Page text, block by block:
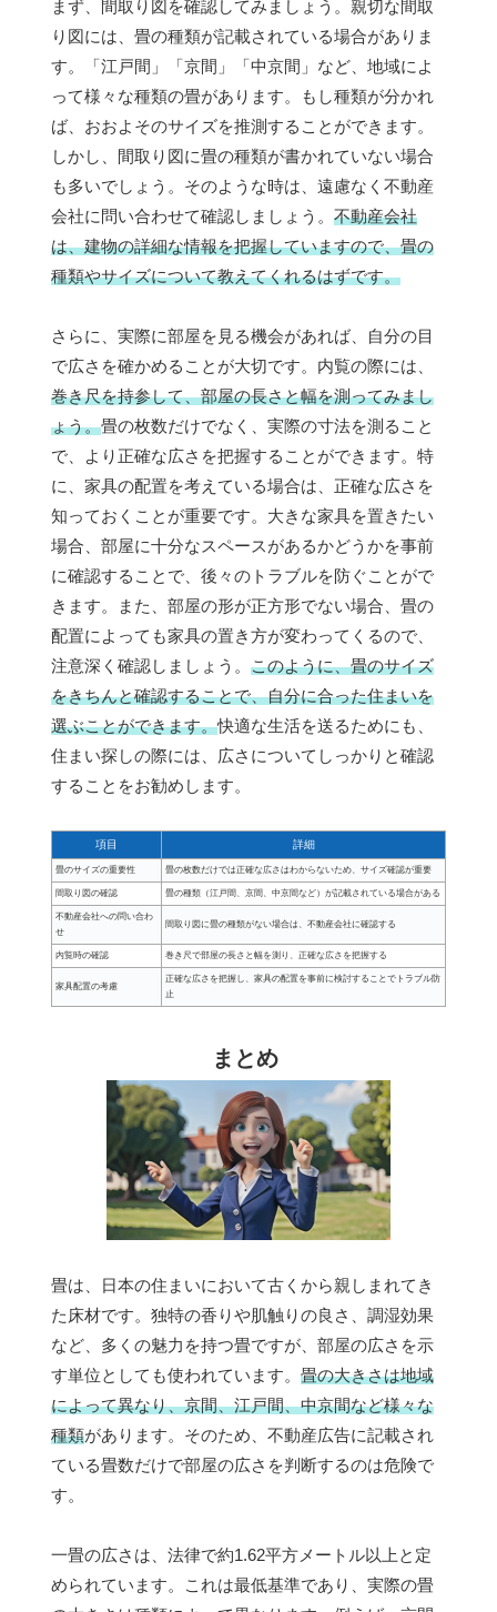
まず、間取り図を確認してみましょう。親切な間取
り図には、畳の種類が記載されている場合がありま
す。「江戸間」「京間」「中京間」など、地域によ
って様々な種類の畳があります。もし種類が分かれ
ば、おおよそのサイズを推測することができます。
しかし、間取り図に畳の種類が書かれていない場合
も多いでしょう。そのような時は、遠慮なく不動産
会社に問い合わせて確認しましょう。 不動産会社
は、建物の詳細な情報を把握していますので、畳の
種類やサイズについて教えてくれるはずです。
さらに、実際に部屋を見る機会があれば、自分の目
で広さを確かめることが大切です。内覧の際には、
巻き尺を持参して、部屋の長さと幅を測ってみまし
ょう。畳の枚数だけでなく、実際の寸法を測ること
で、より正確な広さを把握することができます。特
に、家具の配置を考えている場合は、正確な広さを
知っておくことが重要です。大きな家具を置きたい
場合、部屋に十分なスペースがあるかどうかを事前
に確認することで、後々のトラブルを防ぐことがで
きます。また、部屋の形が正方形でない場合、畳の
配置によっても家具の置き方が変わってくるので、
注意深く確認しましょう。 このように、畳のサイズ
をきちんと確認することで、自分に合った住まいを
選ぶことができます。快適な生活を送るためにも、
住まい探しの際には、広さについてしっかりと確認
することをお勧めします。
項目 詳細
畳のサイズの重要性 畳の枚数だけでは正確な広さはわからないため、サイズ確認が重要
間取り図の確認 畳の種類（江戸間、京間、中京間など）が記載されている場合がある
不動産会社への問い合わ
せ
間取り図に畳の種類がない場合は、不動産会社に確認する
内覧時の確認 巻き尺で部屋の長さと幅を測り、正確な広さを把握する
家具配置の考慮
正確な広さを把握し、家具の配置を事前に検討することでトラブル防
止
まとめ
畳は、日本の住まいにおいて古くから親しまれてき
た床材です。独特の香りや肌触りの良さ、調湿効果
など、多くの魅力を持つ畳ですが、部屋の広さを示
す単位としても使われています。 畳の大きさは地域
によって異なり、京間、江戸間、中京間など様々な
種類があります。そのため、不動産広告に記載され
ている畳数だけで部屋の広さを判断するのは危険で
す。
一畳の広さは、法律で約1.62平方メートル以上と定
められています。これは最低基準であり、実際の畳